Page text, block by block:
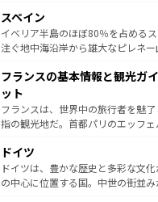
ろん、トスカーナの美しい田園風景
景など、自然景観も見逃せない。
ピザやパスタなど、絶品のイタリ
ませてくれるイタリアで、忘れられ
なお、新着のイタリア情報は
しい。
スペイン
イベリア半島のほぼ80％を占める
注ぐ地中海沿岸から雄大なピレネ
文化が根付くこの国では、情熱的な
れる闘牛、そして美味しいタパスが
る。首都マドリードの洗練された
アートに溢れた街角から、地方で
せる。地方によって風土や気候が異
性で訪れる人を
ンテンツ一覧を参照してほしい。
フランスの基本情報と観光ガ
ット
フランスは、世界中の旅行者を魅
指の観光地だ。首都パリのエッフ
で、幅広い魅力が詰まっている。華
聖堂、美しいビーチ、そして豊か
から魅了する。また、フランスは
ドイツ
ドイツは、豊かな歴史と多彩な文
の中心に位置する国。中世の街並